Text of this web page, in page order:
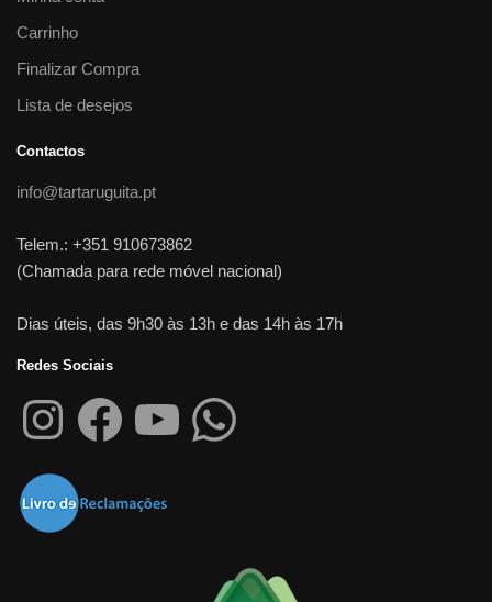
Carrinho
Finalizar Compra
Lista de desejos
Contactos
info@tartaruguita.pt
Telem.: +351 910673862
(Chamada para rede móvel nacional)
Dias úteis, das 9h30 às 13h e das 14h às 17h
Redes Sociais